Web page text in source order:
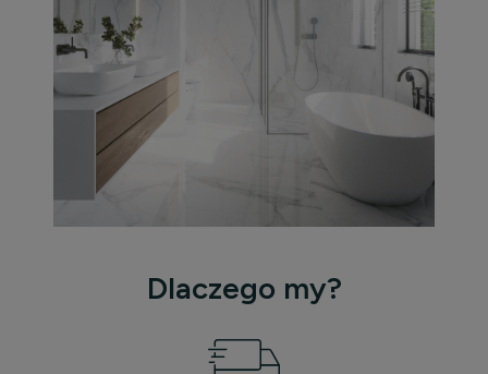
Dlaczego my?